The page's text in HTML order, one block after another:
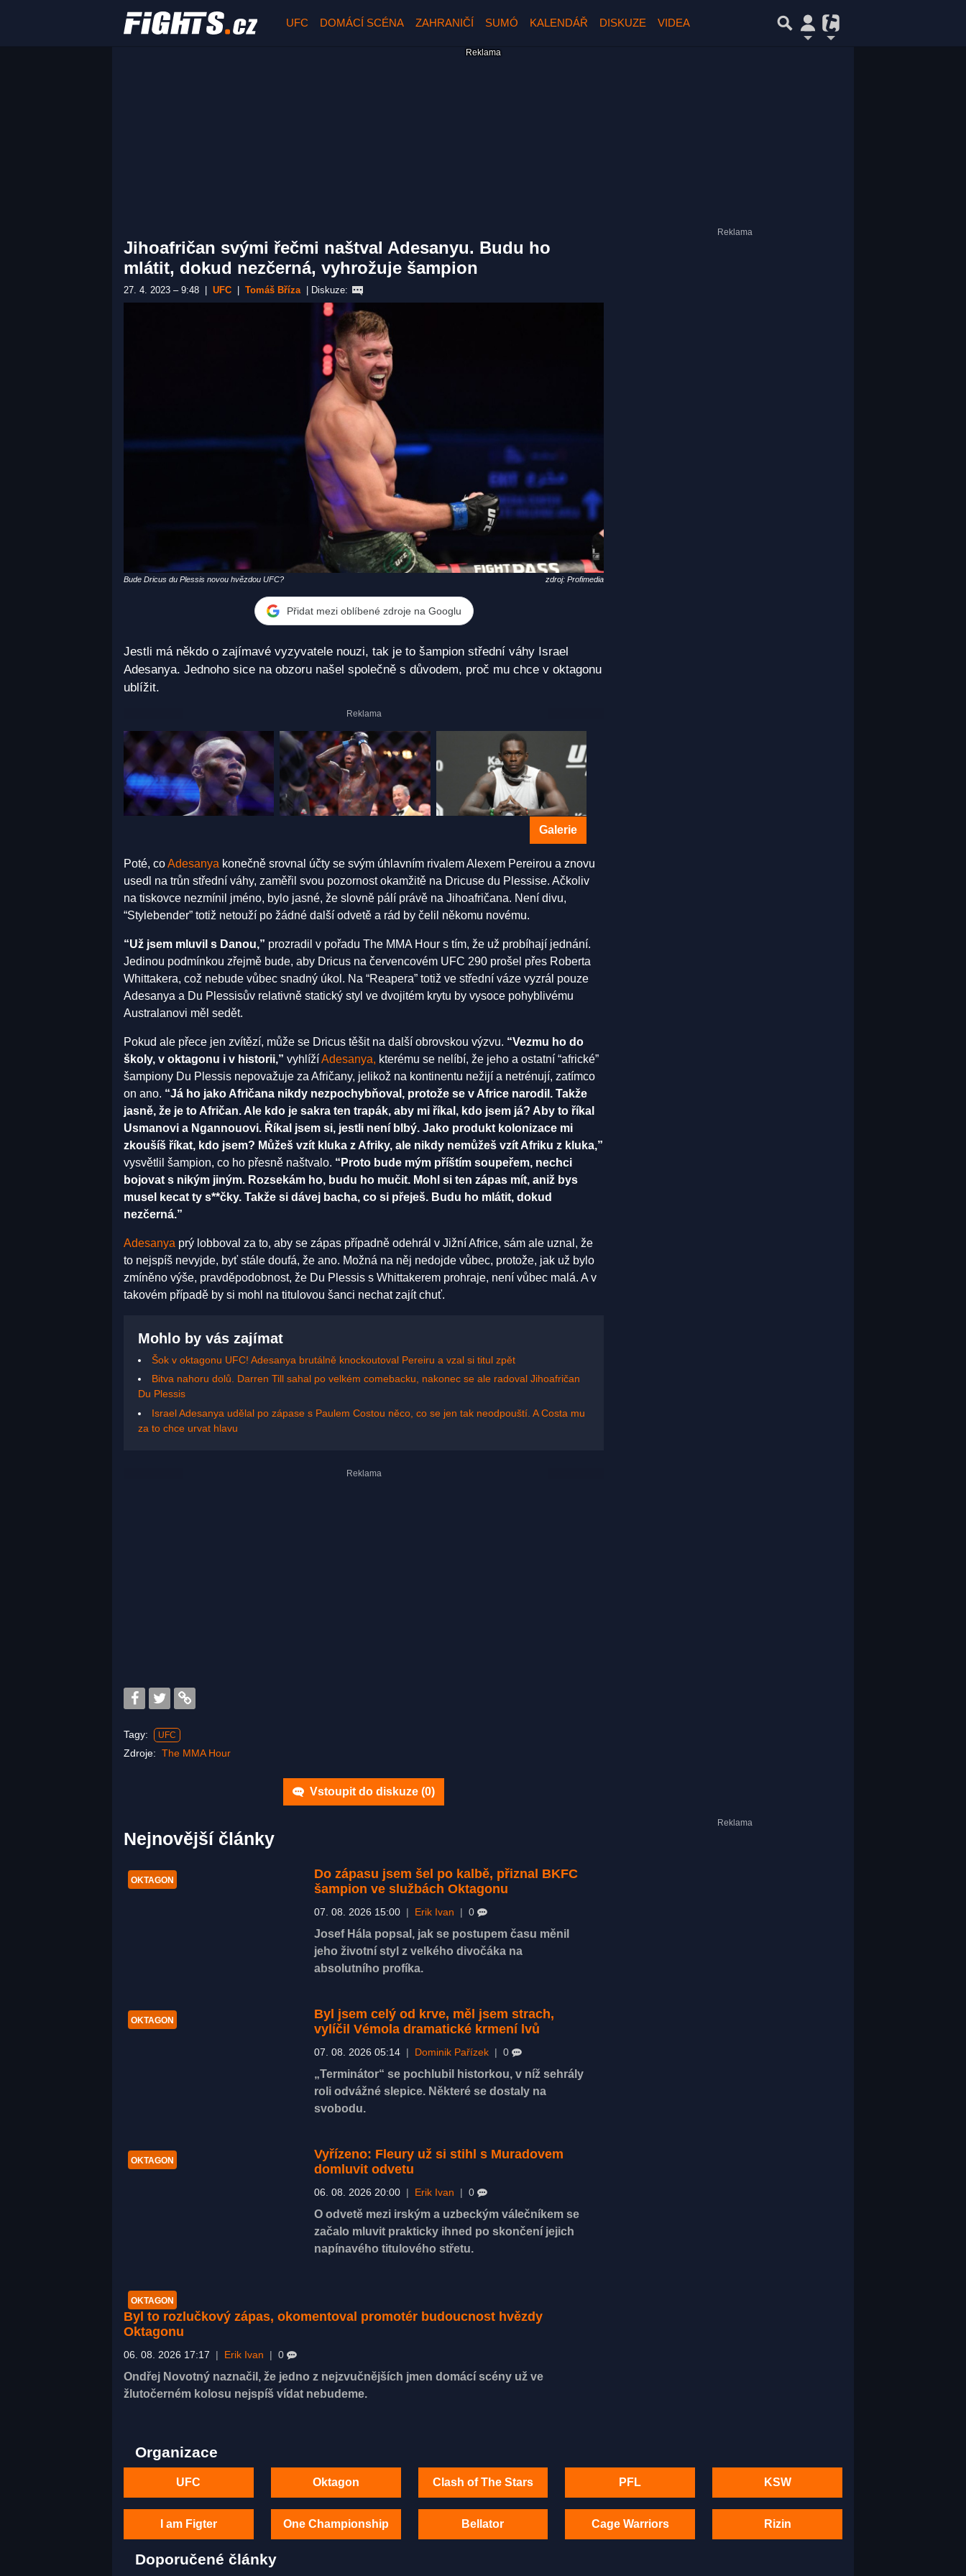
UFC DOMÁCÍ SCÉNA ZAHRANIČÍ SUMÓ KALENDÁŘ DISKUZE VIDEA
Jihoafričan svými řečmi naštval Adesanyu. Budu ho
mlátit, dokud nezčerná, vyhrožuje šampion
27. 4. 2023 – 9:48 UFC Tomáš Bříza Diskuze:
Bude Dricus du Plessis novou hvězdou UFC? zdroj: Profimedia
Přidat mezi oblíbené zdroje na Googlu
Jestli má někdo o zajímavé vyzyvatele nouzi, tak je to šampion střední váhy Israel
Adesanya. Jednoho sice na obzoru našel společně s důvodem, proč mu chce v oktagonu
ublížit.
Galerie
Poté, coAdesanya konečně srovnal účty se svým úhlavním rivalem Alexem Pereirou a znovu
usedl na trůn střední váhy, zaměřil svou pozornost okamžitě na Dricuse du Plessise. Ačkoliv
na tiskovce nezmínil jméno, bylo jasné, že slovně pálí právě na Jihoafričana. Není divu,
“Stylebender” totiž netouží po žádné další odvetě a rád by čelil někomu novému.
“Už jsem mluvil s Danou,” prozradil v pořadu The MMA Hour s tím, že už probíhají jednání.
Jedinou podmínkou zřejmě bude, aby Dricus na červencovém UFC 290 prošel přes Roberta
Whittakera, což nebude vůbec snadný úkol. Na “Reapera” totiž ve střední váze vyzrál pouze
Adesanya a Du Plessisův relativně statický styl ve dvojitém krytu by vysoce pohyblivému
Australanovi měl sedět.
Pokud ale přece jen zvítězí, může se Dricus těšit na další obrovskou výzvu. “Vezmu ho do
školy, v oktagonu i v historii,” vyhlížíAdesanya, kterému se nelíbí, že jeho a ostatní “africké”
šampiony Du Plessis nepovažuje za Afričany, jelikož na kontinentu nežijí a netrénují, zatímco
on ano. “Já ho jako Afričana nikdy nezpochybňoval, protože se v Africe narodil. Takže
jasně, že je to Afričan. Ale kdo je sakra ten trapák, aby mi říkal, kdo jsem já? Aby to říkal
Usmanovi a Ngannouovi. Říkal jsem si, jestli není blbý. Jako produkt kolonizace mi
zkoušíš říkat, kdo jsem? Můžeš vzít kluka z Afriky, ale nikdy nemůžeš vzít Afriku z kluka,”
vysvětlil šampion, co ho přesně naštvalo. “Proto bude mým příštím soupeřem, nechci
bojovat s nikým jiným. Rozsekám ho, budu ho mučit. Mohl si ten zápas mít, aniž bys
musel kecat ty s**čky. Takže si dávej bacha, co si přeješ. Budu ho mlátit, dokud
nezčerná.”
Adesanya prý lobboval za to, aby se zápas případně odehrál v Jižní Africe, sám ale uznal, že
to nejspíš nevyjde, byť stále doufá, že ano. Možná na něj nedojde vůbec, protože, jak už bylo
zmíněno výše, pravděpodobnost, že Du Plessis s Whittakerem prohraje, není vůbec malá. A v
takovém případě by si mohl na titulovou šanci nechat zajít chuť.
Mohlo by vás zajímat
Šok v oktagonu UFC! Adesanya brutálně knockoutoval Pereiru a vzal si titul zpět
Bitva nahoru dolů. Darren Till sahal po velkém comebacku, nakonec se ale radoval Jihoafričan
Du Plessis
Israel Adesanya udělal po zápase s Paulem Costou něco, co se jen tak neodpouští. A Costa mu
za to chce urvat hlavu
Tagy: UFC
Zdroje: The MMA Hour
Vstoupit do diskuze (0)
Nejnovější články
OKTAGON
Do zápasu jsem šel po kalbě, přiznal BKFC
šampion ve službách Oktagonu
07. 08. 2026 15:00 Erik Ivan 0
Josef Hála popsal, jak se postupem času měnil
jeho životní styl z velkého divočáka na
absolutního profíka.
OKTAGON
Byl jsem celý od krve, měl jsem strach,
vylíčil Vémola dramatické krmení lvů
07. 08. 2026 05:14 Dominik Pařízek 0
„Terminátor“ se pochlubil historkou, v níž sehrály
roli odvážné slepice. Některé se dostaly na
svobodu.
OKTAGON
Vyřízeno: Fleury už si stihl s Muradovem
domluvit odvetu
06. 08. 2026 20:00 Erik Ivan 0
O odvetě mezi irským a uzbeckým válečníkem se
začalo mluvit prakticky ihned po skončení jejich
napínavého titulového střetu.
OKTAGON
Byl to rozlučkový zápas, okomentoval promotér budoucnost hvězdy
Oktagonu
06. 08. 2026 17:17 Erik Ivan 0
Ondřej Novotný naznačil, že jedno z nejzvučnějších jmen domácí scény už ve
žlutočerném kolosu nejspíš vídat nebudeme.
Organizace
UFC Oktagon Clash of The Stars PFL KSW
I am Figter One Championship Bellator Cage Warriors Rizin
Doporučené články